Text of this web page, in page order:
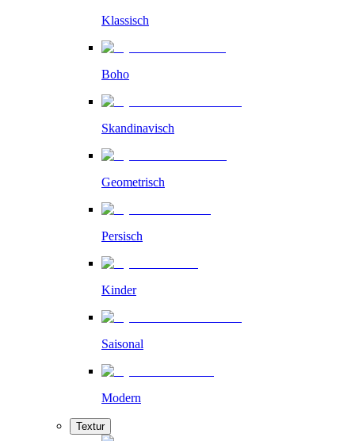
Klassisch
Boho
Skandinavisch
Geometrisch
Persisch
Kinder
Saisonal
Modern
Textur